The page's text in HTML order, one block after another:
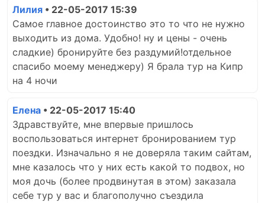
Лилия • 22-05-2017 15:39
Самое главное достоинство это то что не нужно
выходить из дома. Удобно! ну и цены - очень
сладкие) бронируйте без раздумий!отдельное
спасибо моему менеджеру) Я брала тур на Кипр
на 4 ночи
Елена • 22-05-2017 15:40
Здравствуйте, мне впервые пришлось
воспользоваться интернет бронированием тур
поездки. Изначально я не доверяла таким сайтам,
мне казалось что у них есть какой то подвох, но
моя дочь (более продвинутая в этом) заказала
себе тур у вас и благополучно съездила